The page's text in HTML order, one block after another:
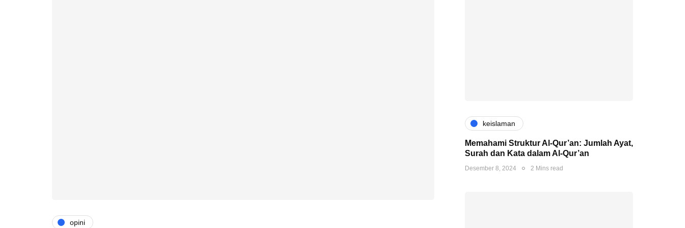
opini
keislaman
Memahami Struktur Al-Qur’an: Jumlah Ayat,
Surah dan Kata dalam Al-Qur’an
Desember 8, 2024 2 Mins read